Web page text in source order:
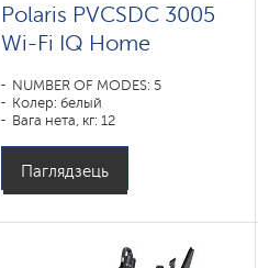
Polaris PVCSDC 3005
Wi-Fi IQ Home
NUMBER OF MODES: 5
Колер: белый
Вага нета, кг: 12
Паглядзець